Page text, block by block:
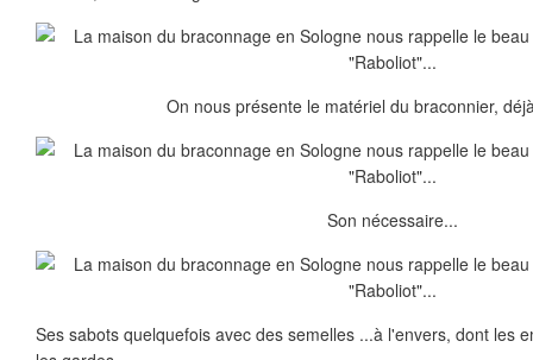
On nous présente le matériel du braconnier,
Son nécessaire...
Ses sabots quelquefois avec des semelles ...à l'envers, dont les